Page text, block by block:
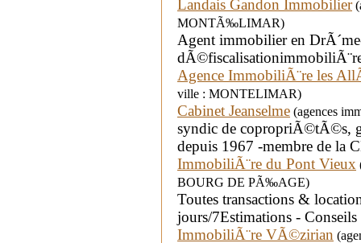
Landais Gandon Immobilier
MONTÃ‰LIMAR)
Agent immobilier en
Agence ImmobiliÃ¨re les
ville : MONTELIMAR)
Cabinet Jeanselme (agences
syndic de copropriÃ©tÃ©s,
depuis 1967 -membre de la
ImmobiliÃ¨re du Pont Vieux
BOURG DE PÃ‰AGE)
Toutes transactions &
jours/7Estimations - Conseils
ImmobiliÃ¨re VÃ©zirian